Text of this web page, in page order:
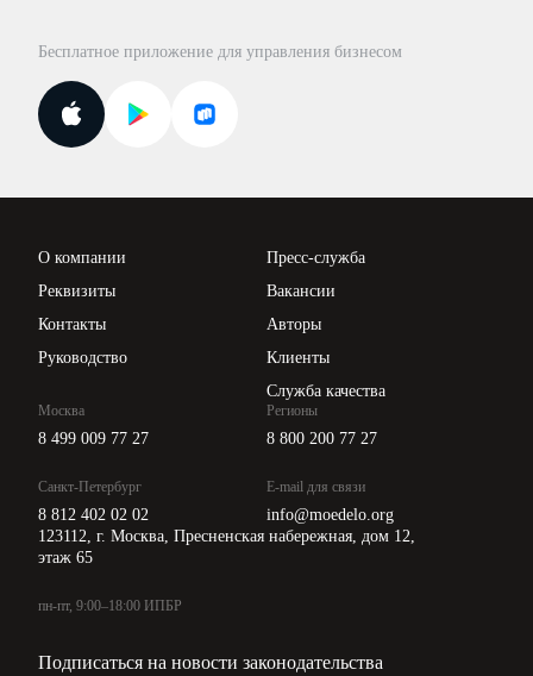
Курсы повышения квалификации
Госпроверки
Поиск ответа на вопрос
Новости законодательства
Api для интеграции
Для самозанятых
Бесплатное приложение для управления бизнесом
О компании
Реквизиты
Контакты
Руководство
Пресс-служба
Вакансии
Авторы
Клиенты
Служба качества
Москва
8 499 009 77 27
Санкт-Петербург
8 812 402 02 02
Регионы
8 800 200 77 27
E-mail для связи
info@moedelo.org
123112, г. Москва, Пресненская набережная, дом 12,
этаж 65
пн-пт, 9:00–18:00 ИПБР
Подписаться на новости законодательства